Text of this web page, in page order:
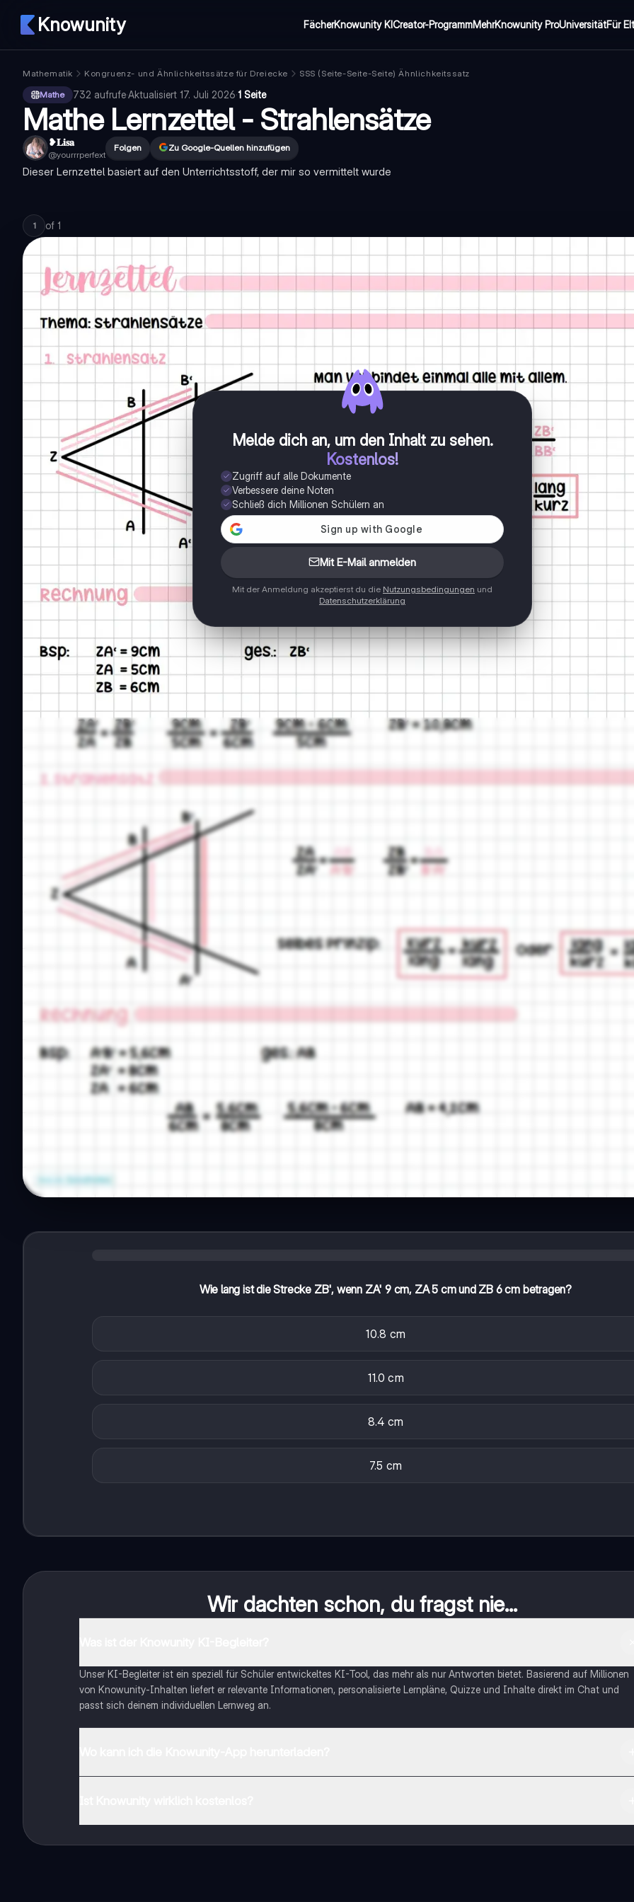
Knowunity FächerKnowunity KICreator-ProgrammMehrKnowunity ProUniversitätFür
Mathematik Kongruenz- und Ähnlichkeitssätze für Dreiecke
SSS (Seite-Seite-Seite) Ähnlichkeitssatz
Mathe
732 aufrufe·Aktualisiert 17. Juli 2026·1 Seite
Mathe Lernzettel - Strahlensätze
❥𝐋𝐢𝐬𝐚
@yourrrperfext
Folgen Zu Google-Quellen hinzufügen
Dieser Lernzettel basiert auf den Unterrichtsstoff, der mir so vermittelt wurde
1 of 1
Melde dich an, um den Inhalt zu sehen.
Kostenlos!
Zugriff auf alle Dokumente
Verbessere deine Noten
Schließ dich Millionen Schülern an
Mit E-Mail anmelden
Mit der Anmeldung akzeptierst du die Nutzungsbedingungen und
Datenschutzerklärung
Wie lang ist die Strecke ZB', wenn ZA' 9 cm, ZA 5 cm und ZB 6 cm betragen?
10.8 cm
11.0 cm
8.4 cm
7.5 cm
Wir dachten schon, du fragst nie...
Unser KI-Begleiter ist ein speziell für Schüler entwickeltes KI-Tool, das mehr als nur Antworten bietet. Basierend auf Millionen
von Knowunity-Inhalten liefert er relevante Informationen, personalisierte Lernpläne, Quizze und Inhalte direkt im Chat und
passt sich deinem individuellen Lernweg an.
auf deinem Handy.